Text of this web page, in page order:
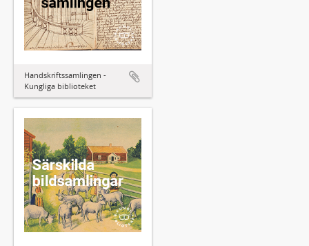
Handskriftssamlingen -
Kungliga biblioteket